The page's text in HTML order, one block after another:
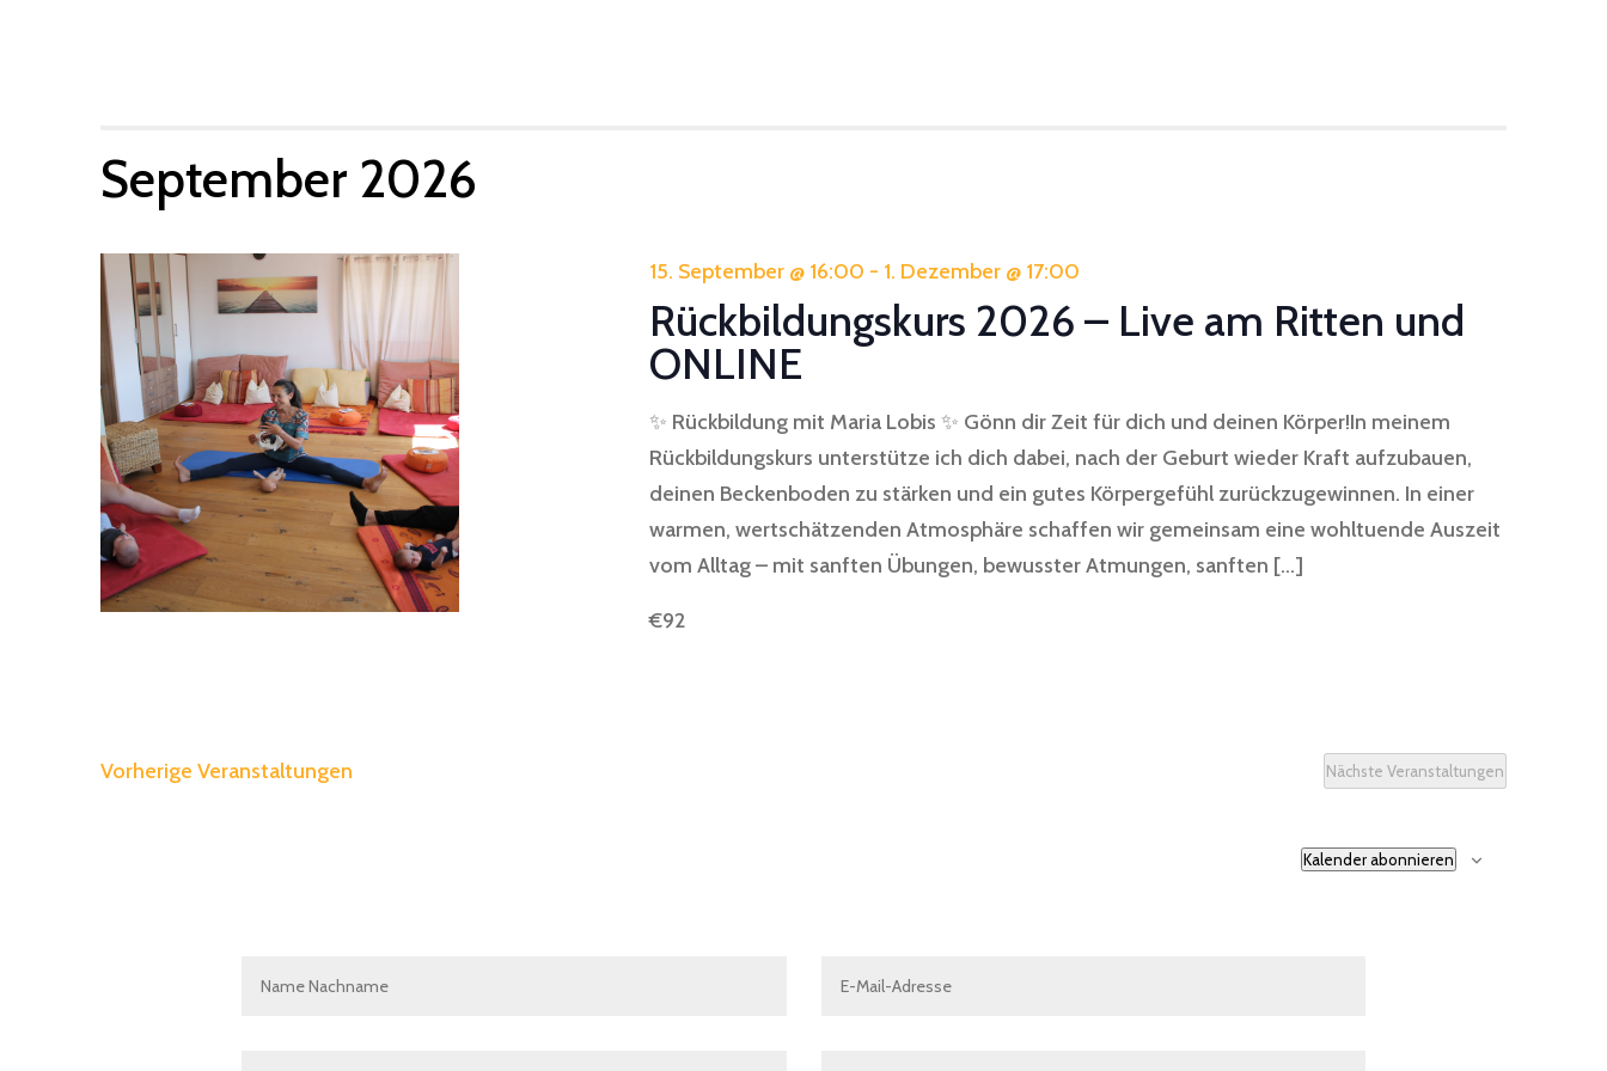
September 2026
Rückbildungskurs 2026 – Live am Ritten und
ONLINE
15. September @ 16:00 - 1. Dezember @ 17:00
✨ Rückbildung mit Maria Lobis ✨ Gönn dir Zeit für dich und deinen Körper!In meinem
Rückbildungskurs unterstütze ich dich dabei, nach der Geburt wieder Kraft aufzubauen,
deinen Beckenboden zu stärken und ein gutes Körpergefühl zurückzugewinnen. In einer
warmen, wertschätzenden Atmosphäre schaffen wir gemeinsam eine wohltuende Auszeit
vom Alltag – mit sanften Übungen, bewusster Atmungen, sanften […]
€92
Vorherige Veranstaltungen Nächste Veranstaltungen
Kalender abonnieren